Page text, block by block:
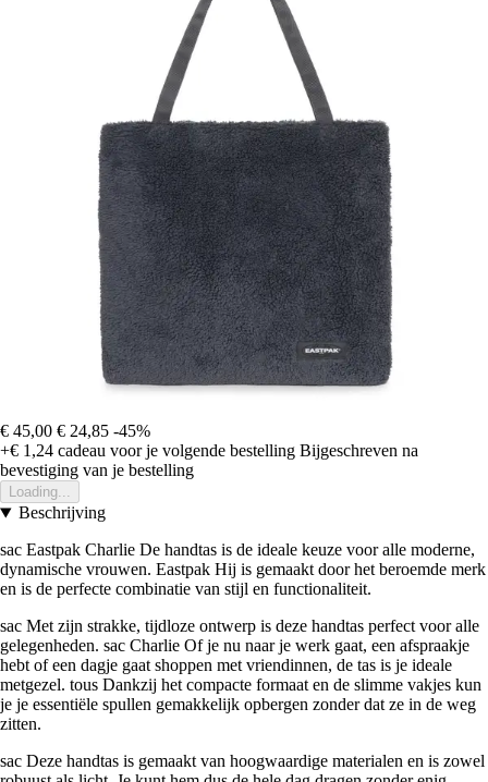
€ 45,00 € 24,85 -45%
+€ 1,24 cadeau voor je volgende bestelling Bijgeschreven na
bevestiging van je bestelling
Loading...
Beschrijving
sac Eastpak Charlie De handtas is de ideale keuze voor alle moderne,
dynamische vrouwen. Eastpak Hij is gemaakt door het beroemde merk
en is de perfecte combinatie van stijl en functionaliteit.
sac Met zijn strakke, tijdloze ontwerp is deze handtas perfect voor alle
gelegenheden. sac Charlie Of je nu naar je werk gaat, een afspraakje
hebt of een dagje gaat shoppen met vriendinnen, de tas is je ideale
metgezel. tous Dankzij het compacte formaat en de slimme vakjes kun
je je essentiële spullen gemakkelijk opbergen zonder dat ze in de weg
zitten.
sac Deze handtas is gemaakt van hoogwaardige materialen en is zowel